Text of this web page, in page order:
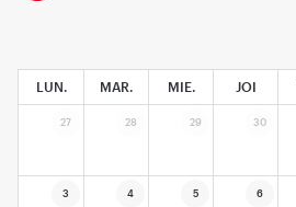
LUN. MAR. MIE. JOI
27 28 29 30
3 4 5 6